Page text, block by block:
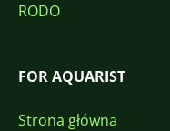
RODO
FOR AQUARIST
Strona główna